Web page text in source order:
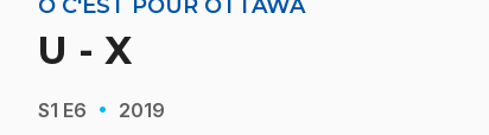
O C'EST POUR OTTAWA
U - X
S1 E6 · 2019